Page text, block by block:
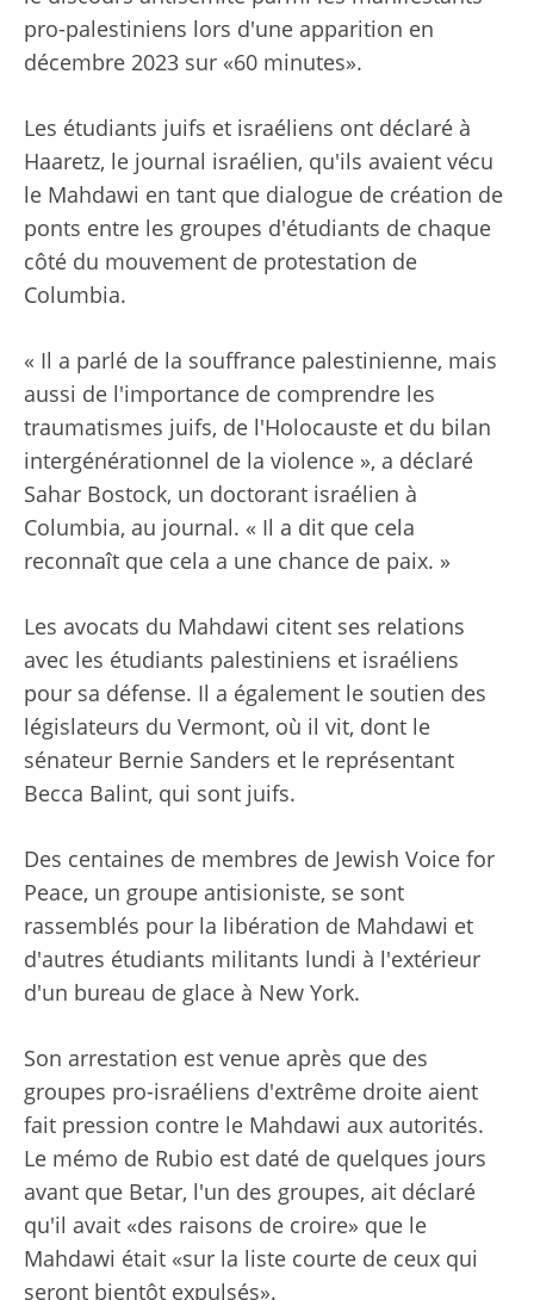
pro-palestiniens lors d'une apparition en
décembre 2023 sur «60 minutes».
Les étudiants juifs et israéliens ont déclaré à
Haaretz, le journal israélien, qu'ils avaient vécu
le Mahdawi en tant que dialogue de création de
ponts entre les groupes d'étudiants de chaque
côté du mouvement de protestation de
Columbia.
« Il a parlé de la souffrance palestinienne, mais
aussi de l'importance de comprendre les
traumatismes juifs, de l'Holocauste et du bilan
intergénérationnel de la violence », a déclaré
Sahar Bostock, un doctorant israélien à
Columbia, au journal. « Il a dit que cela
reconnaît que cela a une chance de paix. »
Les avocats du Mahdawi citent ses relations
avec les étudiants palestiniens et israéliens
pour sa défense. Il a également le soutien des
législateurs du Vermont, où il vit, dont le
sénateur Bernie Sanders et le représentant
Becca Balint, qui sont juifs.
Des centaines de membres de Jewish Voice for
Peace, un groupe antisioniste, se sont
rassemblés pour la libération de Mahdawi et
d'autres étudiants militants lundi à l'extérieur
d'un bureau de glace à New York.
Son arrestation est venue après que des
groupes pro-israéliens d'extrême droite aient
fait pression contre le Mahdawi aux autorités.
Le mémo de Rubio est daté de quelques jours
avant que Betar, l'un des groupes, ait déclaré
qu'il avait «des raisons de croire» que le
Mahdawi était «sur la liste courte de ceux qui
seront bientôt expulsés».